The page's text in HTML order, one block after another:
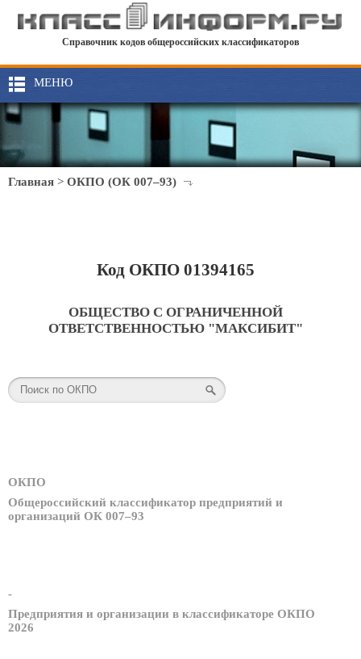
Справочник кодов общероссийских классификаторов
МЕНЮ
Главная > ОКПО (ОК 007–93)
Код ОКПО 01394165
ОБЩЕСТВО С ОГРАНИЧЕННОЙ
ОТВЕТСТВЕННОСТЬЮ "МАКСИБИТ"
ОКПО
Общероссийский классификатор предприятий и
организаций ОК 007–93
-
Предприятия и организации в классификаторе ОКПО
2026